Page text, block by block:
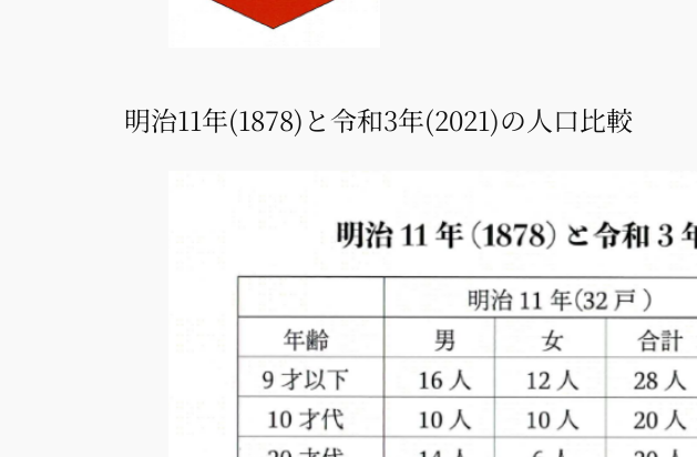
明治11年(1878)と令和3年(2021)の人口比較